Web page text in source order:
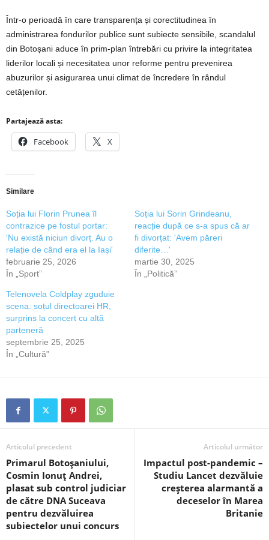
Într-o perioadă în care transparența și corectitudinea în
administrarea fondurilor publice sunt subiecte sensibile, scandalul
din Botoșani aduce în prim-plan întrebări cu privire la integritatea
liderilor locali și necesitatea unor reforme pentru prevenirea
abuzurilor și asigurarea unui climat de încredere în rândul
cetățenilor.
Partajează asta:
Facebook X
Similare
Soția lui Florin Prunea îl
contrazice pe fostul portar:
'Nu există niciun divorț. Au o
relație de când era el la Iași'
februarie 25, 2026
În „Sport”
Soția lui Sorin Grindeanu,
reacție după ce s-a spus că ar
fi divorțat: 'Avem păreri
diferite…'
martie 30, 2025
În „Politică”
Telenovela Coldplay zguduie
scena: soțul directoarei HR,
surprins la concert cu altă
parteneră
septembrie 25, 2025
În „Cultură”
Articolul precedent
Primarul Botoșaniului,
Cosmin Ionuț Andrei,
plasat sub control judiciar
de către DNA Suceava
pentru dezvăluirea
subiectelor unui concurs
Articolul următor
Impactul post-pandemic –
Studiu Lancet dezvăluie
creșterea alarmantă a
deceselor în Marea
Britanie